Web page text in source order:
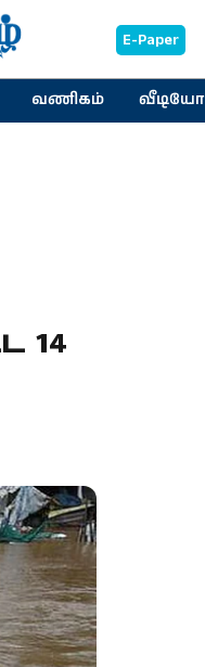
E-Paper
வணிகம் வீடியோ
14